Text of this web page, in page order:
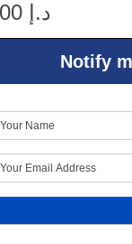
د.إ
Notify